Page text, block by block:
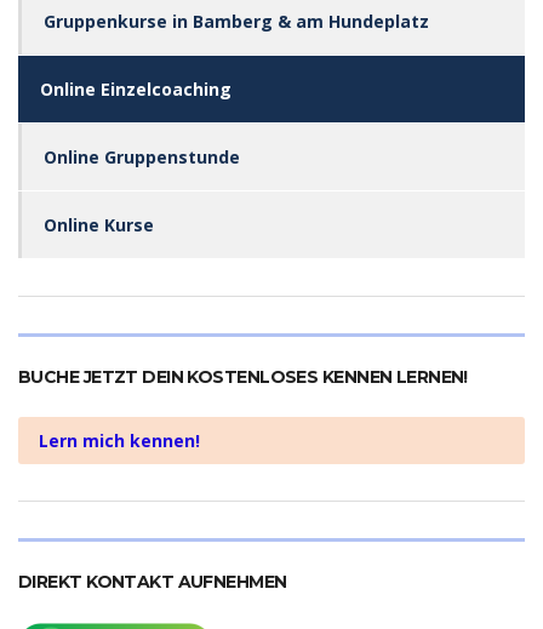
Gruppenkurse in Bamberg & am Hundeplatz
Online Einzelcoaching
Online Gruppenstunde
Online Kurse
BUCHE JETZT DEIN KOSTENLOSES KENNEN LERNEN!
Lern mich kennen!
DIREKT KONTAKT AUFNEHMEN